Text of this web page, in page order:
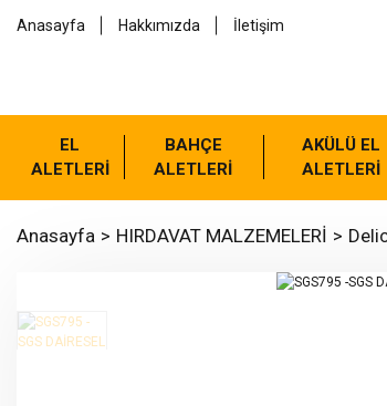
Anasayfa Hakkımızda İletişim
EL
ALETLERİ
BAHÇE
ALETLERİ
AKÜLÜ EL
ALETLERİ
Anasayfa HIRDAVAT MALZEMELERİ